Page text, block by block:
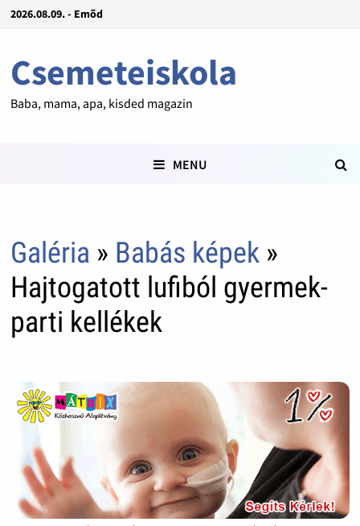
2026.08.09. - Emõd
Csemeteiskola
Baba, mama, apa, kisded magazin
MENU
Galéria » Babás képek»
Hajtogatott lufiból gyermek-
parti kellékek